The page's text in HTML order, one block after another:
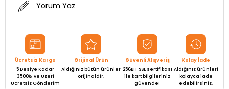
Yorum Yaz
Ücretsiz Kargo
5 Desiye Kadar
3500₺ ve Üzeri
Ücretsiz Gönderim
Orijinal Ürün
Aldığınız bütün ürünler
orijinaldir.
Güvenli Alışveriş
256BIT SSL sertifikası
ile kart bilgileriniz
güvende!
Kolay İade
Aldığınız ürünleri
kolayca iade
edebilirsiniz.